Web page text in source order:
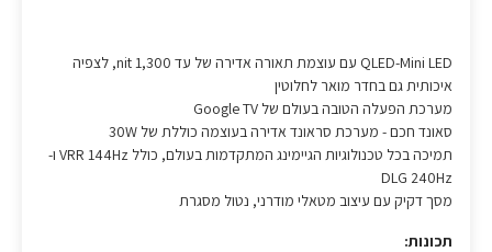
QLED-Mini LED עם עוצמת תאורה אדירה של עד 1,300 nit, לצפיה
איכותית גם בחדר מואר לחלוטין
מערכת הפעלה הטובה בעולם של Google TV
סאונד חכם - מערכת סראונד אדירה בעוצמה כוללת של 30W
תמיכה בכל טכנולוגיות הגיימינג המתקדמות בעולם, כולל VRR 144Hz ו-
DLG 240Hz
מסך דקיק עם עיצוב מטאלי מודרני, נטול מסגרת
תכונות: